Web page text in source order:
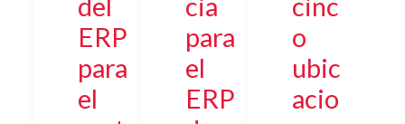
ERP
para
el
para
el
ERP
o
ubic
acio